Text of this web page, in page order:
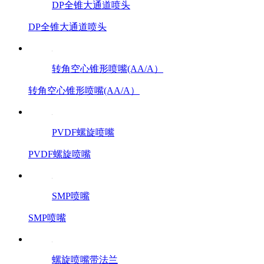
DP全锥大通道喷头
DP全锥大通道喷头
转角空心锥形喷嘴(AA/A）
转角空心锥形喷嘴(AA/A）
PVDF螺旋喷嘴
PVDF螺旋喷嘴
SMP喷嘴
SMP喷嘴
螺旋喷嘴带法兰